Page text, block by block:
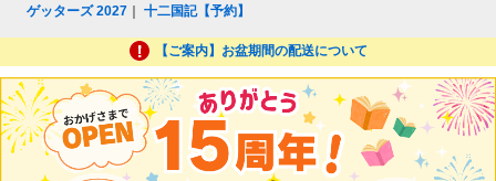
ゲッターズ 2027 ｜十二国記【予約】
【ご案内】お盆期間の配送について